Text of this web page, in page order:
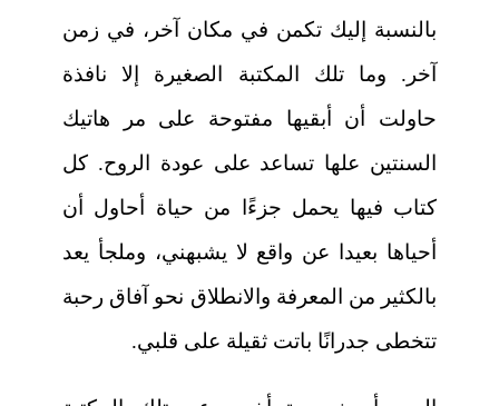
بالنسبة إليك تكمن في مكان آخر، في زمن
آخر. وما تلك المكتبة الصغيرة إلا نافذة
حاولت أن أبقيها مفتوحة على مر هاتيك
السنتين علها تساعد على عودة الروح. كل
كتاب فيها يحمل جزءًا من حياة أحاول أن
أحياها بعيدا عن واقع لا يشبهني، وملجأ يعد
بالكثير من المعرفة والانطلاق نحو آفاق رحبة
تتخطى جدرانًا باتت ثقيلة على قلبي.